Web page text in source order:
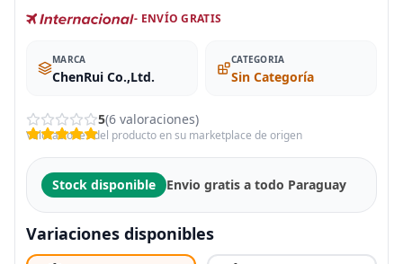
- ENVÍO GRATIS
MARCA
ChenRui Co.,Ltd.
CATEGORIA
Sin Categoría
5(6 valoraciones)
Valoraciones del producto en su marketplace de origen
Stock disponible Envio gratis a todo Paraguay
Variaciones disponibles